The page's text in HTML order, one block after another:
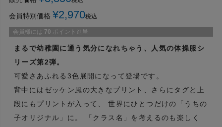
会員特別価格 ¥2,970税込
会員様には 70 ポイント進呈
まるで幼稚園に通う気分になれちゃう、人気の体操服シ
リーズ第2弾。
可愛さあふれる3色展開になって登場です。
背中にはゼッケン風の大きなプリント、さらにタグと上
段にもプリントが入って、 世界にひとつだけの「うちの
子オリジナル」に。 「クラス名」を考えるのも楽しく